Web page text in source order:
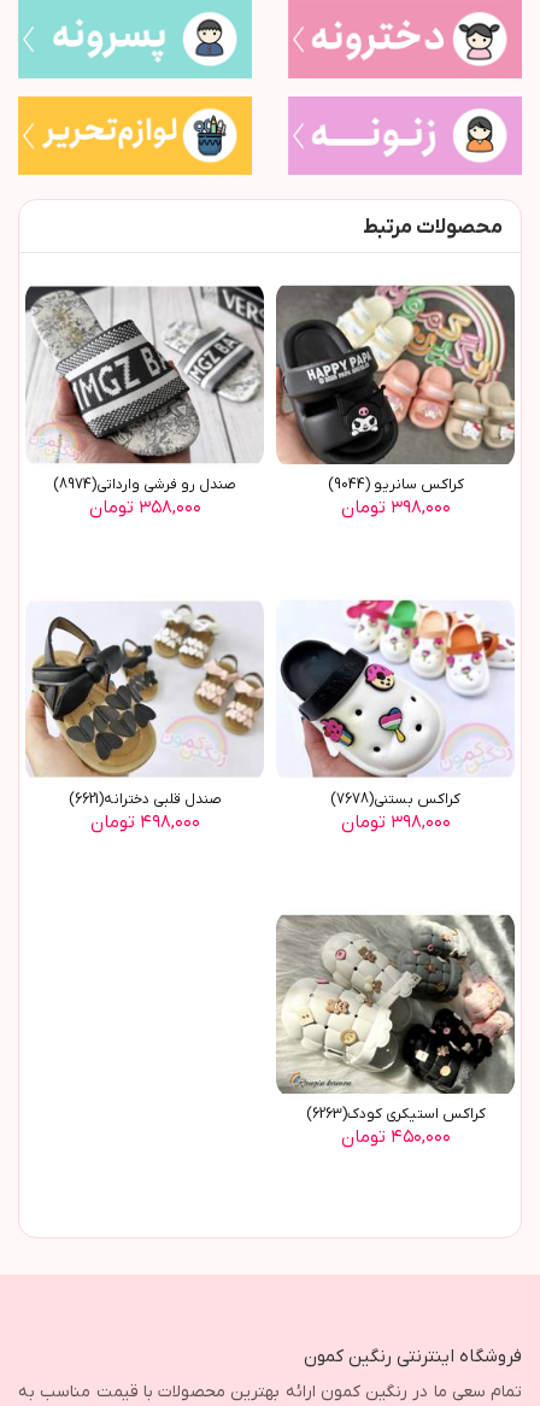
محصولات مرتبط
کراکس سانریو (9044)
۳۹۸,۰۰۰ تومان
صندل رو فرشی وارداتی(8974)
۳۵۸,۰۰۰ تومان
کراکس بستنی(7678)
۳۹۸,۰۰۰ تومان
صندل قلبی دخترانه(6621)
۴۹۸,۰۰۰ تومان
کراکس استیکری کودک(6263)
۴۵۰,۰۰۰ تومان
فروشگاه اینترنتی رنگین کمون
تمام سعی ما در رنگین کمون ارائه بهترین محصولات با قیمت مناسب به